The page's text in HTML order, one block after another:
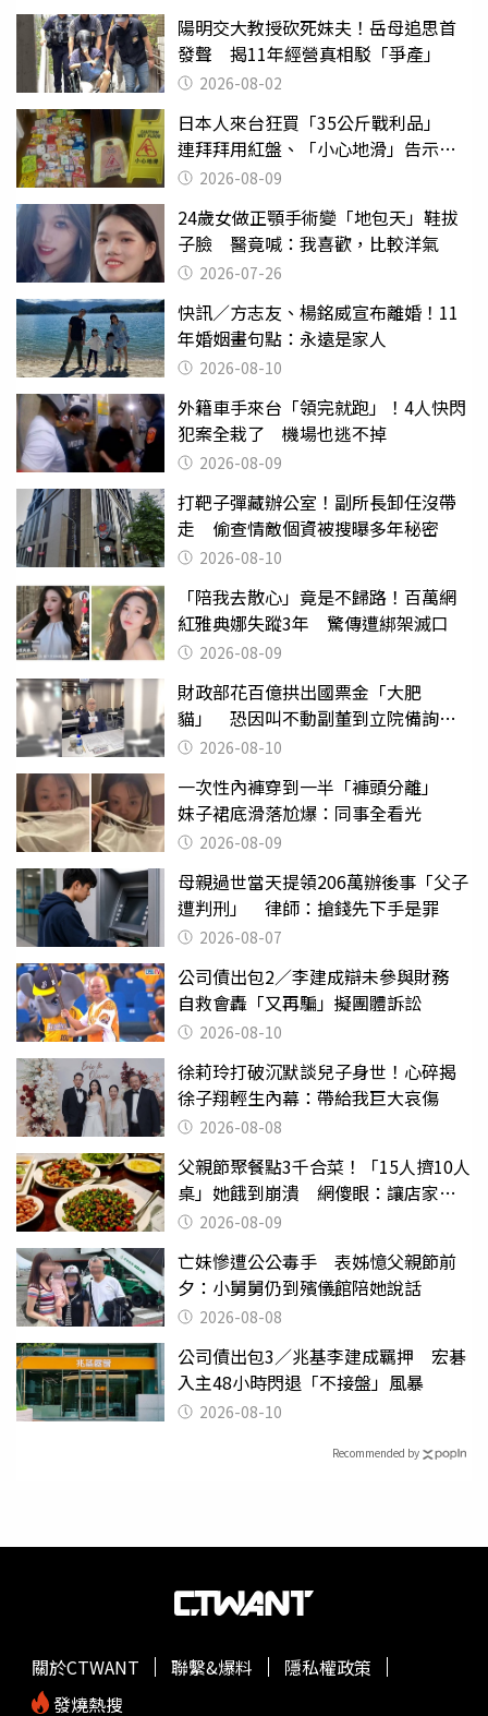
陽明交大教授砍死妹夫！岳母追思首
發聲 揭11年經營真相駁「爭產」
2026-08-02
日本人來台狂買「35公斤戰利品」
連拜拜用紅盤、「小心地滑」告示牌
也帶回家
2026-08-09
24歲女做正顎手術變「地包天」鞋拔
子臉 醫竟喊：我喜歡，比較洋氣
2026-07-26
快訊／方志友、楊銘威宣布離婚！11
年婚姻畫句點：永遠是家人
2026-08-10
外籍車手來台「領完就跑」！4人快閃
犯案全栽了 機場也逃不掉
2026-08-09
打靶子彈藏辦公室！副所長卸任沒帶
走 偷查情敵個資被搜曝多年秘密
2026-08-10
「陪我去散心」竟是不歸路！百萬網
紅雅典娜失蹤3年 驚傳遭綁架滅口
2026-08-09
財政部花百億拱出國票金「大肥
貓」 恐因叫不動副董到立院備詢惹
議 2026-08-10
一次性內褲穿到一半「褲頭分離」
妹子裙底滑落尬爆：同事全看光
2026-08-09
母親過世當天提領206萬辦後事「父子
遭判刑」 律師：搶錢先下手是罪
2026-08-07
公司債出包2／李建成辯未參與財務
自救會轟「又再騙」擬團體訴訟
2026-08-10
徐莉玲打破沉默談兒子身世！心碎揭
徐子翔輕生內幕：帶給我巨大哀傷
2026-08-08
父親節聚餐點3千合菜！「15人擠10人
桌」她餓到崩潰 網傻眼：讓店家看
笑話2026-08-09
亡妹慘遭公公毒手 表姊憶父親節前
夕：小舅舅仍到殯儀館陪她說話
2026-08-08
公司債出包3／兆基李建成羈押 宏碁
入主48小時閃退「不接盤」風暴
2026-08-10
Recommended by
關於CTWANT 聯繫&爆料
隱私權政策
發燒熱搜